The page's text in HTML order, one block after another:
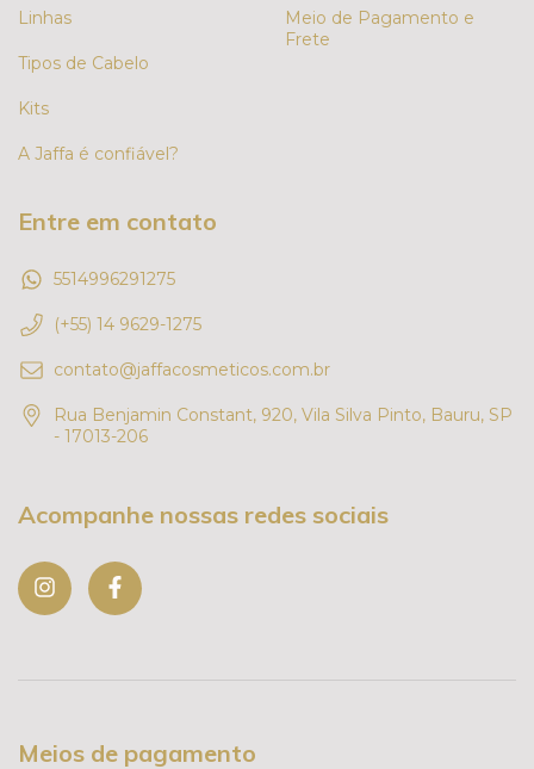
Linhas
Tipos de Cabelo
Kits
A Jaffa é confiável?
Meio de Pagamento e
Frete
Entre em contato
5514996291275
(+55) 14 9629-1275
contato@jaffacosmeticos.com.br
Rua Benjamin Constant, 920, Vila Silva Pinto, Bauru, SP
- 17013-206
Acompanhe nossas redes sociais
Meios de pagamento